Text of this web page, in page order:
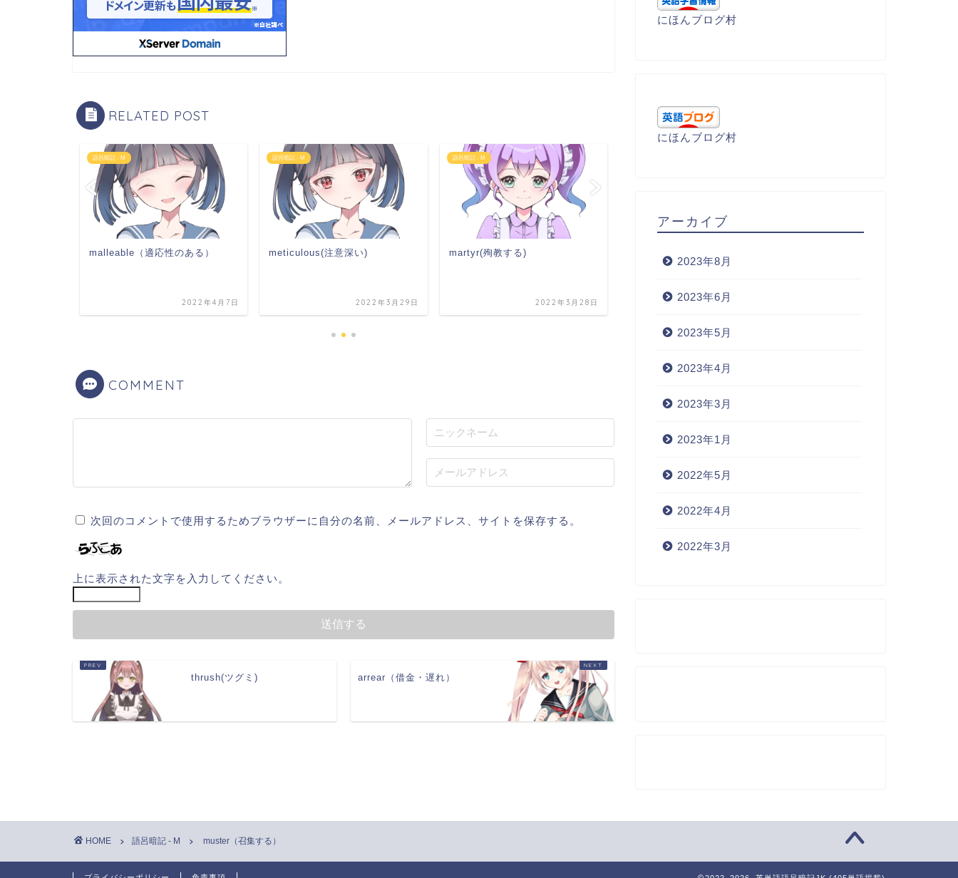
RELATED POST
語呂暗記 - M
malleable（適応性のある）
2022年4月7日
語呂暗記 - M
meticulous(注意深い)
2022年3月29日
語呂暗記 - M
martyr(殉教する)
2022年3月28日 2022年4月7日
COMMENT
次回のコメントで使用するためブラウザーに自分の名前、メールアドレス、サイトを保存する。
上に表示された文字を入力してください。
thrush(ツグミ) arrear（借金・遅れ）
にほんブログ村
にほんブログ村
アーカイブ
2023年8月
2023年6月
2023年5月
2023年4月
2023年3月
2023年1月
2022年5月
2022年4月
2022年3月
HOME 語呂暗記 - M muster（召集する）